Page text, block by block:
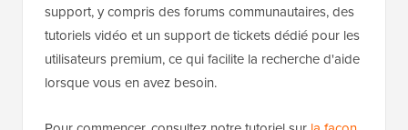
support, y compris des forums communautaires, des
tutoriels vidéo et un support de tickets dédié pour les
utilisateurs premium, ce qui facilite la recherche d'aide
lorsque vous en avez besoin.